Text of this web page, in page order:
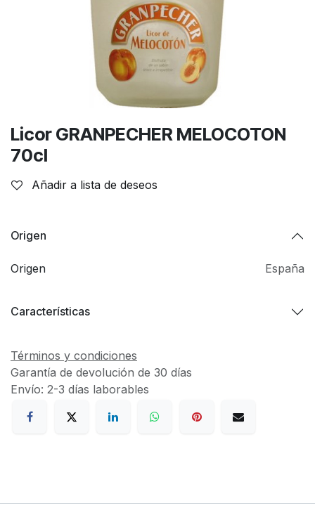
Licor GRANPECHER MELOCOTON
70cl
Añadir a lista de deseos
Origen
Origen España
Características
Términos y condiciones
Garantía de devolución de 30 días
Envío: 2-3 días laborables